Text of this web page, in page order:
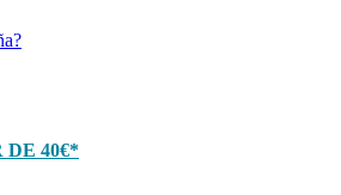
DE 40€*